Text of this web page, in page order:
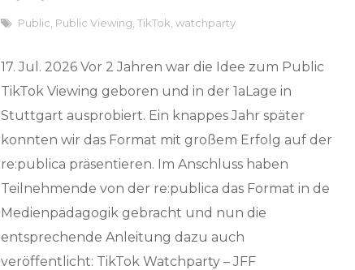
Public Public Viewing ,TikTok ,watchparty
17. Jul. 2026 Vor 2 Jahren war die Idee zum Public
TikTok Viewing geboren und in der 1aLage in
Stuttgart ausprobiert. Ein knappes Jahr später
konnten wir das Format mit großem Erfolg auf der
re:publica präsentieren. Im Anschluss haben
Teilnehmende von der re:publica das Format in de
Medienpädagogik gebracht und nun die
entsprechende Anleitung dazu auch
veröffentlicht: TikTok Watchparty – JFF